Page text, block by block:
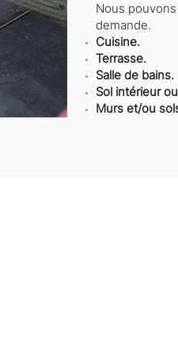
Plus d'infos
Nous
demande.
Cuisine.
Terrasse.
Salle de bains.
Sol intérieur
Murs et/ou